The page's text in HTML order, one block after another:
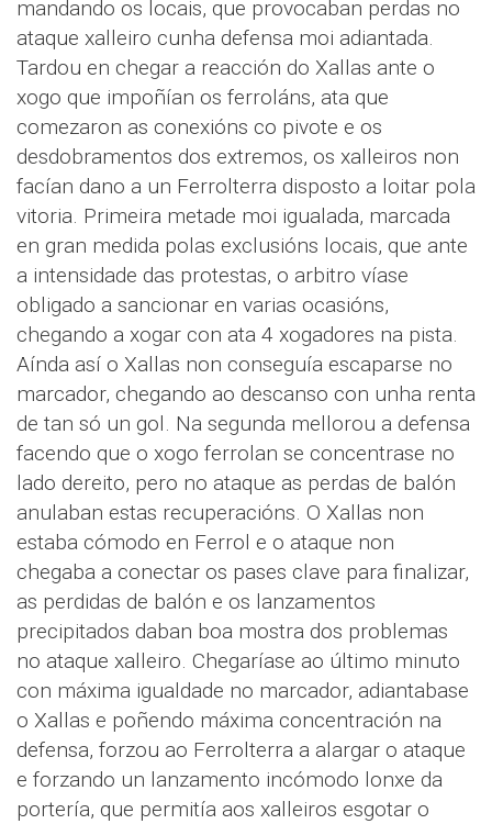
mandando os locais, que provocaban perdas no
ataque xalleiro cunha defensa moi adiantada.
Tardou en chegar a reacción do Xallas ante o
xogo que impoñían os ferroláns, ata que
comezaron as conexións co pivote e os
desdobramentos dos extremos, os xalleiros non
facían dano a un Ferrolterra disposto a loitar pola
vitoria. Primeira metade moi igualada, marcada
en gran medida polas exclusións locais, que ante
a intensidade das protestas, o arbitro víase
obligado a sancionar en varias ocasións,
chegando a xogar con ata 4 xogadores na pista.
Aínda así o Xallas non conseguía escaparse no
marcador, chegando ao descanso con unha renta
de tan só un gol. Na segunda mellorou a defensa
facendo que o xogo ferrolan se concentrase no
lado dereito, pero no ataque as perdas de balón
anulaban estas recuperacións. O Xallas non
estaba cómodo en Ferrol e o ataque non
chegaba a conectar os pases clave para finalizar,
as perdidas de balón e os lanzamentos
precipitados daban boa mostra dos problemas
no ataque xalleiro. Chegaríase ao último minuto
con máxima igualdade no marcador, adiantabase
o Xallas e poñendo máxima concentración na
defensa, forzou ao Ferrolterra a alargar o ataque
e forzando un lanzamento incómodo lonxe da
portería, que permitía aos xalleiros esgotar o